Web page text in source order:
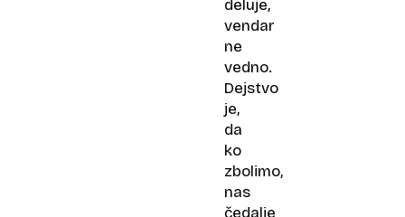
deluje,
vendar
ne
vedno.
Dejstvo
je,
da
ko
zbolimo,
nas
čedalje